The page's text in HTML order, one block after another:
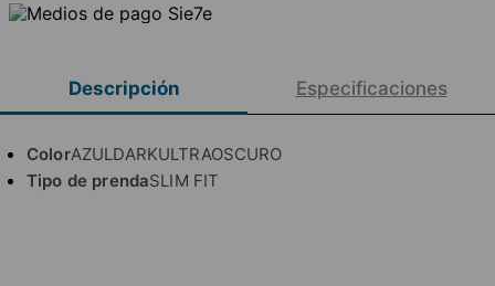
Descripción Especificaciones
ColorAZULDARKULTRAOSCURO
Tipo de prendaSLIM FIT